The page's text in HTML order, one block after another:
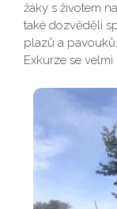
žáky s životem
také dozvěděli
plazů a pavouků.
Exkurze se